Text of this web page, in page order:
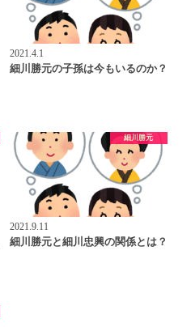
2021.4.1
細川勝元の子孫は今もいるのか？
細川勝元
2021.9.11
細川勝元と細川忠興の関係とは？